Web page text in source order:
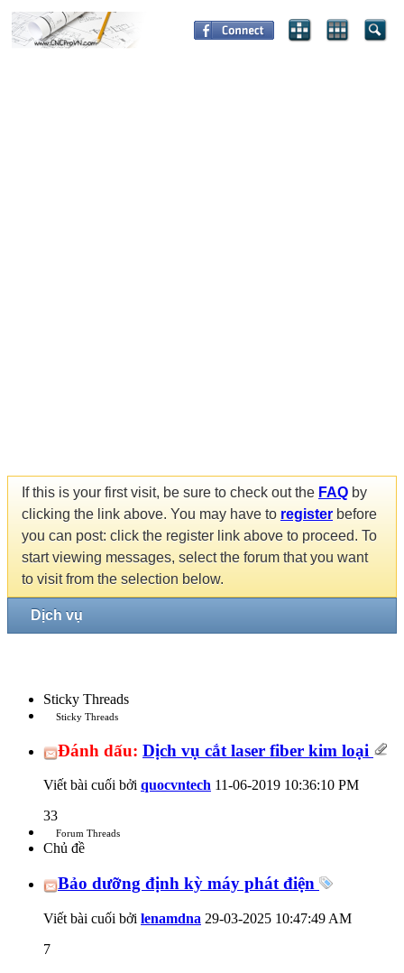
If this is your first visit, be sure to check out the FAQ by
clicking the link above. You may have to register before
you can post: click the register link above to proceed. To
start viewing messages, select the forum that you want
to visit from the selection below.
Dịch vụ
Sticky Threads
Sticky Threads
Đánh dấu: Dịch vụ cắt laser fiber kim loại
Viết bài cuối bởi quocvntech 11-06-2019 10:36:10 PM
33
Forum Threads
Chủ đề
Bảo dưỡng định kỳ máy phát điện
Viết bài cuối bởi lenamdna 29-03-2025 10:47:49 AM
7